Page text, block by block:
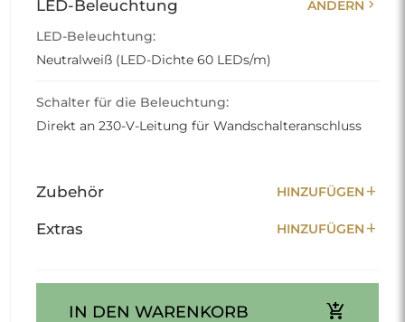
LED-Beleuchtung ÄNDERN chevron_right
LED-Beleuchtung:
Neutralweiß (LED-Dichte 60 LEDs/m)
Schalter für die Beleuchtung:
Direkt an 230-V-Leitung für Wandschalteranschluss
Zubehör HINZUFÜGEN add
Extras HINZUFÜGEN add
IN DEN WARENKORB add_shopping_cart